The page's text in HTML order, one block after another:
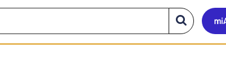
Buscar
en
el